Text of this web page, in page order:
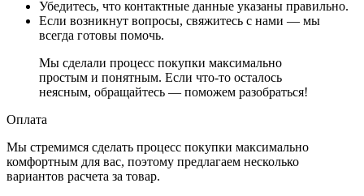
Убедитесь, что контактные данные указаны правильно.
Если возникнут вопросы, свяжитесь с нами — мы
всегда готовы помочь.
Мы сделали процесс покупки максимально
простым и понятным. Если что-то осталось
неясным, обращайтесь — поможем разобраться!
Оплата
Мы стремимся сделать процесс покупки максимально
комфортным для вас, поэтому предлагаем несколько
вариантов расчета за товар.